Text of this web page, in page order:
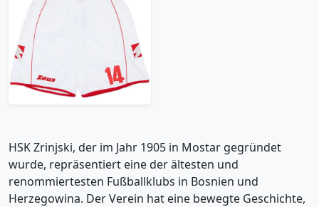
2009-10 HSK Zrinjski
Player Issue Home
Shorts #14 - 7/10 - (XL)
Trikot kaufen
HSK Zrinjski, der im Jahr 1905 in Mostar gegründet
wurde, repräsentiert eine der ältesten und
renommiertesten Fußballklubs in Bosnien und
Herzegowina. Der Verein hat eine bewegte Geschichte,